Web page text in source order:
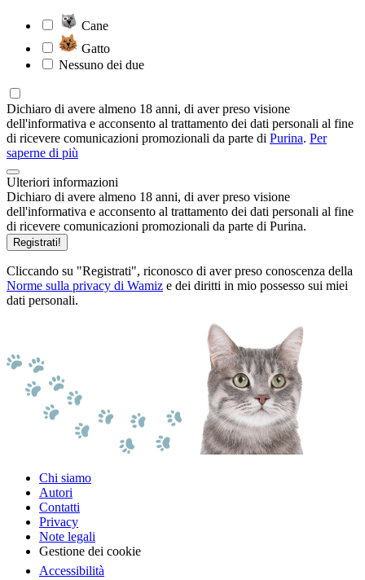
Cane
Gatto
Nessuno dei due
Dichiaro di avere almeno 18 anni, di aver preso visione
dell'informativa e acconsento al trattamento dei dati personali al fine
di ricevere comunicazioni promozionali da parte di Purina. Per
saperne di più
Ulteriori informazioni
Dichiaro di avere almeno 18 anni, di aver preso visione
dell'informativa e acconsento al trattamento dei dati personali al fine
di ricevere comunicazioni promozionali da parte di Purina.
Registrati!
Cliccando su "Registrati", riconosco di aver preso conoscenza della
Norme sulla privacy di Wamiz e dei diritti in mio possesso sui miei
dati personali.
Chi siamo
Autori
Contatti
Privacy
Note legali
Gestione dei cookie
Accessibilità